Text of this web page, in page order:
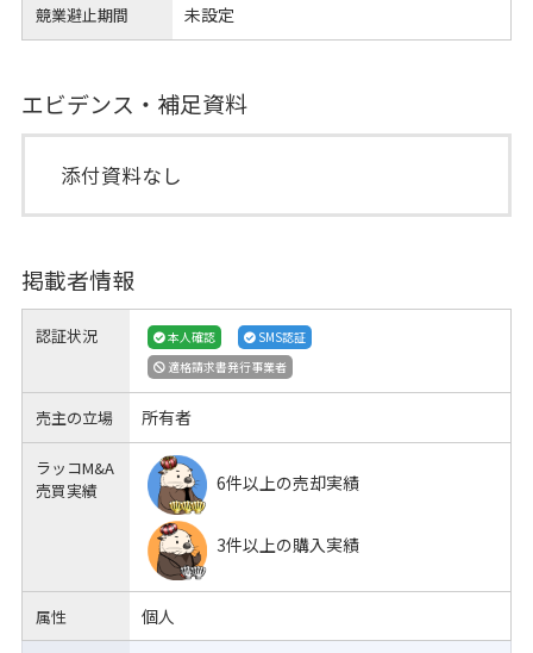
競業避止期間 未設定
エビデンス・補足資料
添付資料なし
掲載者情報
認証状況 本人確認
SMS認証
適格請求書発行事業者
売主の立場 所有者
ラッコM&A
売買実績
6件以上の売却実績
3件以上の購入実績
属性 個人